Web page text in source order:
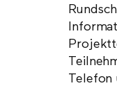
Telefon